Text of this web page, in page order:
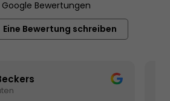
Google Bewertungen
Eine Bewertung schreiben